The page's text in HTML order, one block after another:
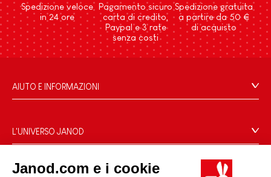
Janod.com e i cookie
Spedizione veloce
in 24 ore
Pagamento sicuro
carta di credito,
Paypal e 3 rate
senza costi
Spedizione gratuita
a partire da 50 €
di acquisto
AIUTO E INFORMAZIONI
Domande Frequenti
Contatti
Negozi
L'UNIVERSO JANOD
Le nostre attività